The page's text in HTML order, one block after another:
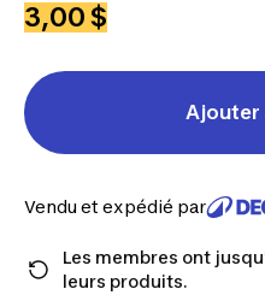
3,00 $
Ajouter
Vendu et expédié par
Les membres ont
leurs produits.